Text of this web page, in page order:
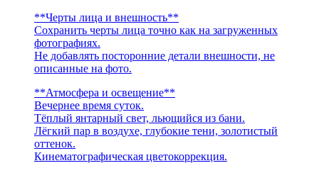
**Черты лица и внешность**
Сохранить черты лица точно как на загруженных
фотографиях.
Не добавлять посторонние детали внешности, не
описанные на фото.
**Атмосфера и освещение**
Вечернее время суток.
Тёплый янтарный свет, льющийся из бани.
Лёгкий пар в воздухе, глубокие тени, золотистый
оттенок.
Кинематографическая цветокоррекция.